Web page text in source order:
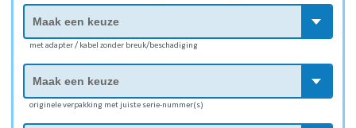
met adapter / kabel zonder breuk/beschadiging
originele verpakking met juiste serie-nummer(s)